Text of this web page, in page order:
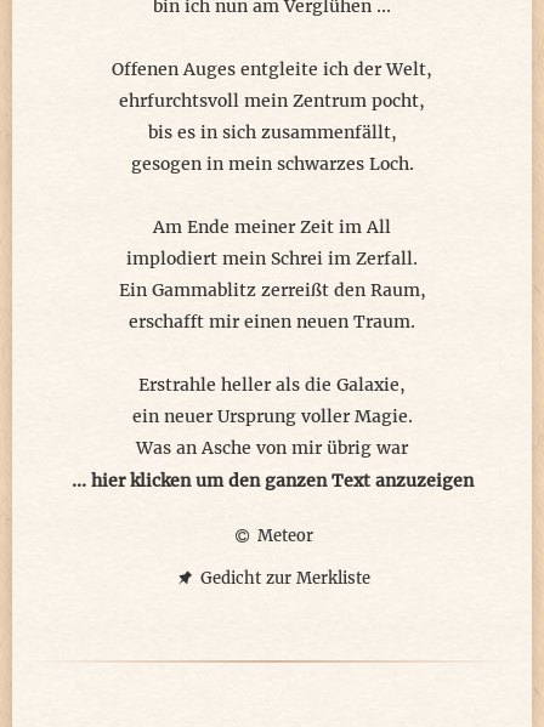
bin ich nun am Verglühen ...
Offenen Auges entgleite ich der Welt,
ehrfurchtsvoll mein Zentrum pocht,
bis es in sich zusammenfällt,
gesogen in mein schwarzes Loch.
Am Ende meiner Zeit im All
implodiert mein Schrei im Zerfall.
Ein Gammablitz zerreißt den Raum,
erschafft mir einen neuen Traum.
Erstrahle heller als die Galaxie,
ein neuer Ursprung voller Magie.
Was an Asche von mir übrig war
leuchtet auf einer Sonne nah.
Meine Reise startet von Neuem,
beginne mit meiner Verwunderung,
Universumssprung...
... hier klicken um den ganzen Text anzuzeigen
Meteor
Gedicht zur Merkliste